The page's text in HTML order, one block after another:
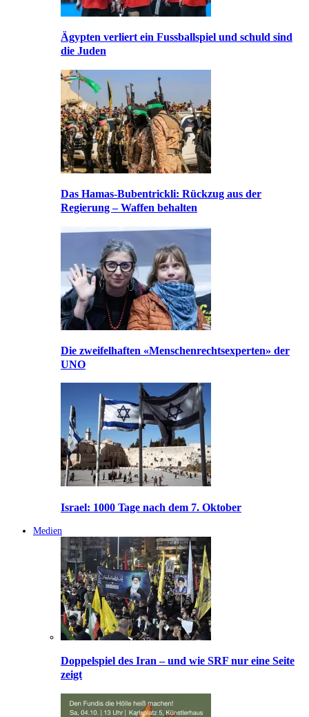
Ägypten verliert ein Fussballspiel und schuld sind
die Juden
Das Hamas-Bubentrickli: Rückzug aus der
Regierung – Waffen behalten
Die zweifelhaften «Menschenrechtsexperten» der
UNO
Israel: 1000 Tage nach dem 7. Oktober
Medien
Doppelspiel des Iran – und wie SRF nur eine Seite
zeigt